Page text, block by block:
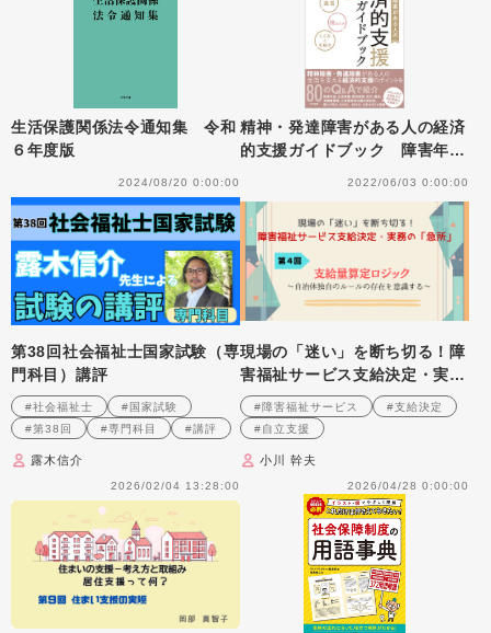
生活保護関係法令通知集 令和
６年度版
2024/08/20 0:00:00
精神・発達障害がある人の経済
的支援ガイドブック 障害年金
2022/06/03 0:00:00
第38回社会福祉士国家試験（専
門科目）講評
#社会福祉士
#国家試験
#第38回
#専門科目 #講評
露木信介
2026/02/04 13:28:00
現場の「迷い」を断ち切る！障
害福祉サービス支給決定・実務
の「急所」 第４回 支給量算
定ロジック～自治体独自のルー
ルの存在を意識する～
#障害福祉サービス
#支給決定
#自立支援
小川 幹夫
2026/04/28 0:00:00